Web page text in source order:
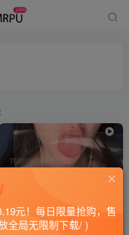
欣崽奶盖_舔屏
元！每日限量抢购，售
全局无限制下载/ )